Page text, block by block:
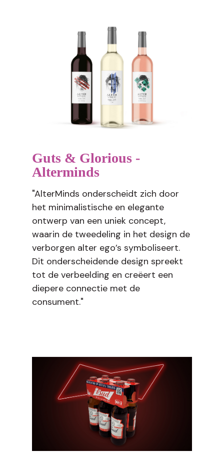
Guts & Glorious -
Alterminds
"AlterMinds onderscheidt zich door
het minimalistische en elegante
ontwerp van een uniek concept,
waarin de tweedeling in het design de
verborgen alter ego’s symboliseert.
Dit onderscheidende design spreekt
tot de verbeelding en creëert een
diepere connectie met de
consument."